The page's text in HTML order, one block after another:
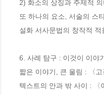
2) 화소의 상징과 주제적 의
또 하나의 요소, 서술의 스
설화 서사문법의 창작적 적
6. 사례 탐구 : 이것이 이야
짧은 이야기, 큰 울림 : 〈고
텍스트의 안과 밖 사이 : 〈